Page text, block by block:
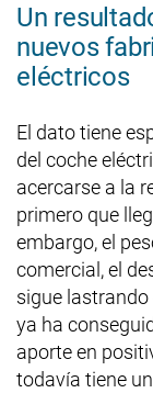
Un
nuevos
eléctricos
El dato tiene
del coche
acercarse a la
primero que
embargo, el
comercial, el
sigue
ya ha
aporte en
todavía tiene